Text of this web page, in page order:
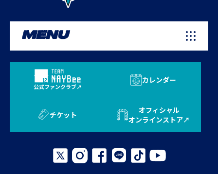
MENU
公式ファンクラブ
カレンダー
チケット
オフィシャル
オンラインストア